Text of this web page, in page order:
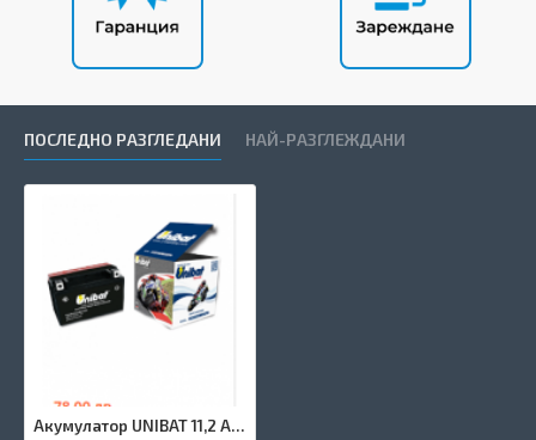
ПОСЛЕДНО РАЗГЛЕДАНИ НАЙ-РАЗГЛЕЖДАНИ
Акумулатор UNIBAT 11,2 AH, CTZ14S-BS